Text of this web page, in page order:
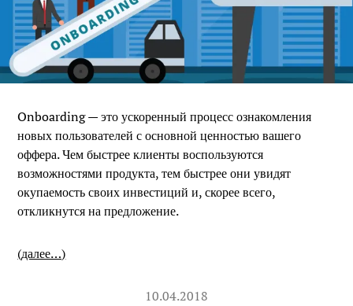
Onboarding — это ускоренный процесс ознакомления
новых пользователей с основной ценностью вашего
оффера. Чем быстрее клиенты воспользуются
возможностями продукта, тем быстрее они увидят
окупаемость своих инвестиций и, скорее всего,
откликнутся на предложение.
(далее…)
10.04.2018